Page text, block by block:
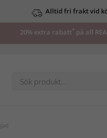
Alltid fri frakt vid
20% extra rabatt*på all